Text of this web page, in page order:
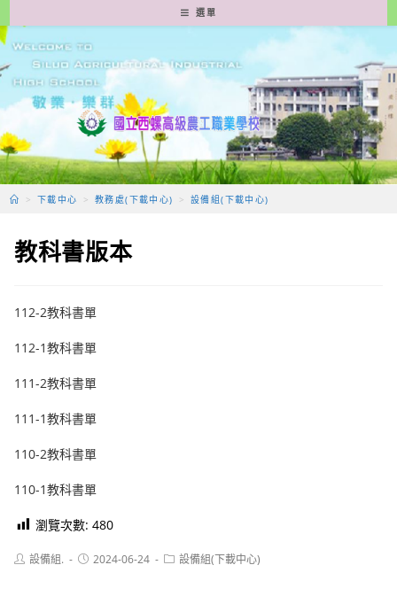
轉
至
要
容
選單
> 下載中心 > 教務處(下載中心) > 設備組(下載中心)
教科書版本
112-2教科書單
112-1教科書單
111-2教科書單
111-1教科書單
110-2教科書單
110-1教科書單
瀏覽次數: 480
Post設備組.
Post2024-06-24
Post設備組(下載中心)